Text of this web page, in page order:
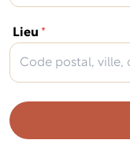
Lieu *(obligatoire)